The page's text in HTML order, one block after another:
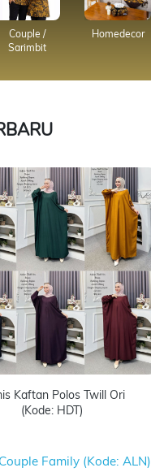
Couple /
Sarimbit
Homedecor
Kaftan Polos Twill Ori
(Kode: HDT)